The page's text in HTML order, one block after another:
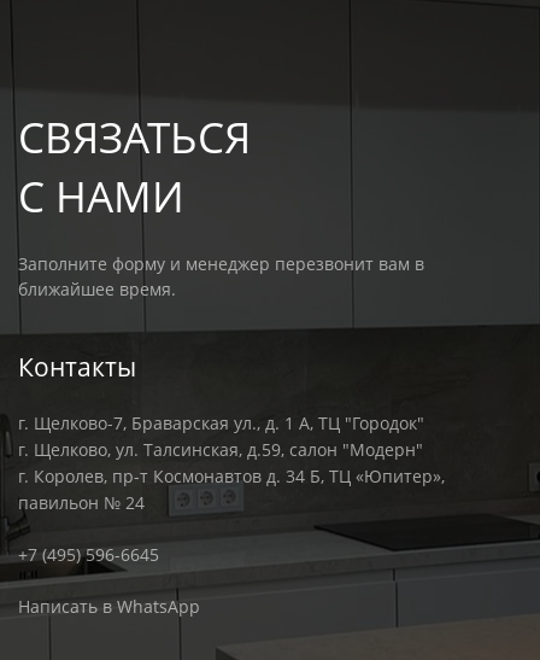
СВЯЗАТЬСЯ
С НАМИ
Заполните форму и менеджер перезвонит вам в
ближайшее время.
Контакты
г. Щелково-7, Браварская ул., д. 1 А, ТЦ "Городок"
г. Щелково, ул. Талсинская, д.59, салон "Модерн"
г. Королев, пр-т Космонавтов д. 34 Б, ТЦ «Юпитер»,
павильон № 24
+7 (495) 596-6645
Написать в WhatsApp